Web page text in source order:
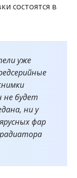
состоятся в
уже
не будет
ни у
фар